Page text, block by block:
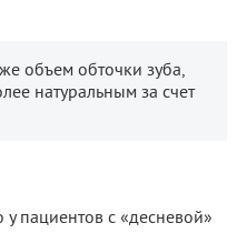
объем обточки зуба,
натуральным за счет
пациентов с «десневой»